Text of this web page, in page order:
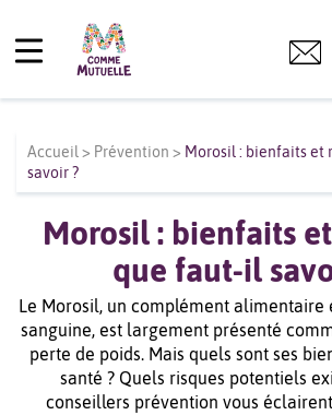
Accueil > Prévention > Morosil : bienfaits et
savoir ?
Morosil : bienfaits
que faut-il
Le Morosil, un complément alimentaire
sanguine, est largement présenté
perte de poids. Mais quels sont ses
santé ? Quels risques potentiels
conseillers prévention vous